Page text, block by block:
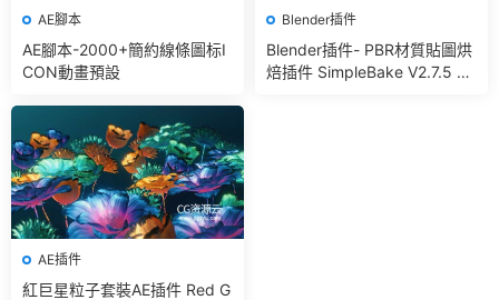
AE腳本
AE腳本-2000+簡約線條圖标I
CON動畫預設
Blender插件
Blender插件- PBR材質貼圖烘
焙插件 SimpleBake V2.7.5 –
AE插件
紅巨星粒子套裝AE插件 Red G